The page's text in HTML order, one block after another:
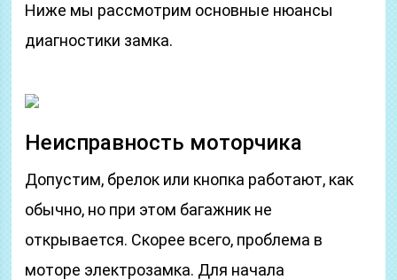
Ниже мы рассмотрим основные нюансы
диагностики замка.
Неисправность моторчика
Допустим, брелок или кнопка работают, как
обычно, но при этом багажник не
открывается. Скорее всего, проблема в
моторе электрозамка. Для начала